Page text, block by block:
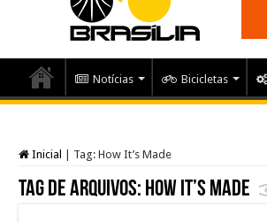
Notícias Bicicletas
Inicial Tag: How It’s Made
Tag de arquivos: How It’s Made